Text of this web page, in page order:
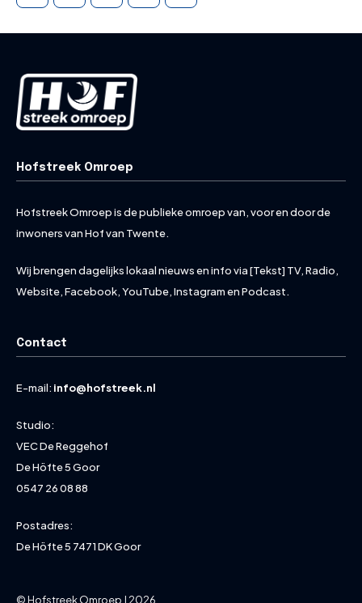
Hofstreek Omroep
Hofstreek Omroep is de publieke omroep van, voor en door de
inwoners van Hof van Twente.
Wij brengen dagelijks lokaal nieuws en info via [Tekst] TV, Radio,
Website, Facebook, YouTube, Instagram en Podcast.
Contact
E-mail: info@hofstreek.nl
Studio:
VEC De Reggehof
De Höfte 5 Goor
0547 26 08 88
Postadres:
De Höfte 5 7471 DK Goor
© Hofstreek Omroep | 2026